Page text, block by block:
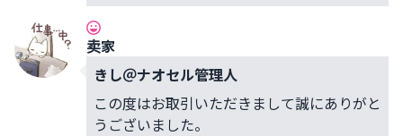
卖家
きし＠ナオセル管理人
この度はお取引いただきまして誠にありがと
うございました。